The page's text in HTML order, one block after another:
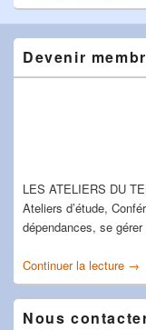
Devenir
LES ATELIERS DU
Ateliers d’étude,
dépendances, se
Continuer la lecture →
Nous